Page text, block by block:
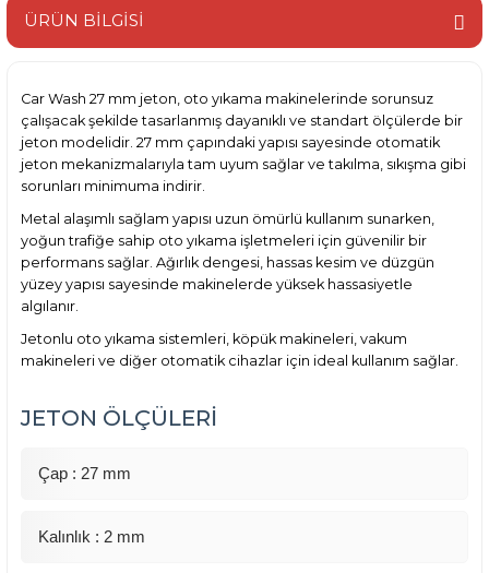
ÜRÜN BİLGİSİ
Car Wash 27 mm jeton, oto yıkama makinelerinde sorunsuz
çalışacak şekilde tasarlanmış dayanıklı ve standart ölçülerde bir
jeton modelidir. 27 mm çapındaki yapısı sayesinde otomatik
jeton mekanizmalarıyla tam uyum sağlar ve takılma, sıkışma gibi
sorunları minimuma indirir.
Metal alaşımlı sağlam yapısı uzun ömürlü kullanım sunarken,
yoğun trafiğe sahip oto yıkama işletmeleri için güvenilir bir
performans sağlar. Ağırlık dengesi, hassas kesim ve düzgün
yüzey yapısı sayesinde makinelerde yüksek hassasiyetle
algılanır.
Jetonlu oto yıkama sistemleri, köpük makineleri, vakum
makineleri ve diğer otomatik cihazlar için ideal kullanım sağlar.
JETON ÖLÇÜLERİ
Çap : 27 mm
Kalınlık : 2 mm